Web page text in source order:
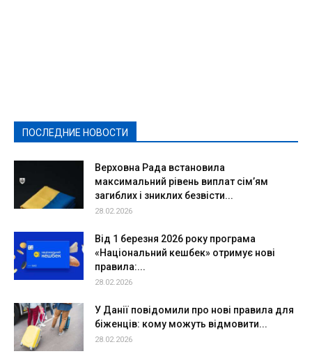
ПОСЛЕДНИЕ НОВОСТИ
Верховна Рада встановила
максимальний рівень виплат сім’ям
загиблих і зниклих безвісти...
28.02.2026
Від 1 березня 2026 року програма
«Національний кешбек» отримує нові
правила:...
28.02.2026
У Данії повідомили про нові правила для
біженців: кому можуть відмовити...
28.02.2026